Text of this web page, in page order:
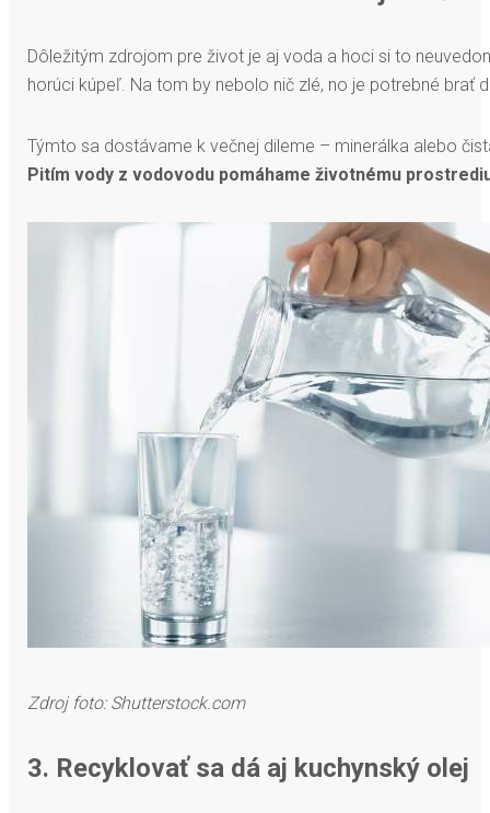
Dôležitým zdrojom pre život je aj voda a hoci si to
horúci kúpeľ. Na tom by nebolo nič zlé, no je potrebné brať
Týmto sa dostávame k večnej dileme – minerálka alebo
Pitím vody z vodovodu pomáhame životnému
Zdroj foto: Shutterstock.com
3. Recyklovať sa dá aj kuchynský olej